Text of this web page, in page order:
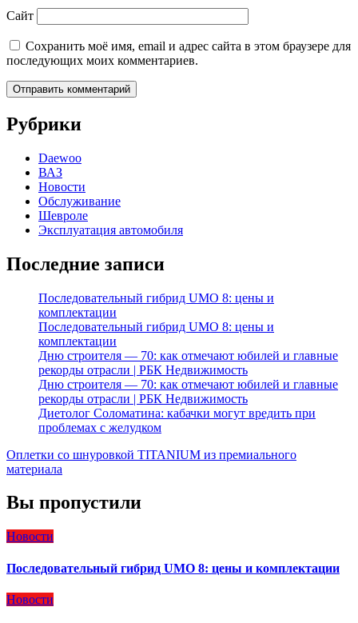
Сайт
Сохранить моё имя, email и адрес сайта в этом браузере для
последующих моих комментариев.
Рубрики
Daewoo
ВАЗ
Новости
Обслуживание
Шевроле
Эксплуатация автомобиля
Последние записи
Последовательный гибрид UMO 8: цены и
комплектации
Последовательный гибрид UMO 8: цены и
комплектации
Дню строителя — 70: как отмечают юбилей и главные
рекорды отрасли | РБК Недвижимость
Дню строителя — 70: как отмечают юбилей и главные
рекорды отрасли | РБК Недвижимость
Диетолог Соломатина: кабачки могут вредить при
проблемах с желудком
Оплетки со шнуровкой TITANIUM из премиального
материала
Вы пропустили
Новости
Последовательный гибрид UMO 8: цены и комплектации
Новости